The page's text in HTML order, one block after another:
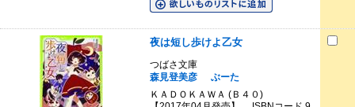
夜は短し歩けよ乙女
つばさ文庫
森見登美彦
ぶーた
ＫＡＤＯＫＡＷＡ (Ｂ４０)